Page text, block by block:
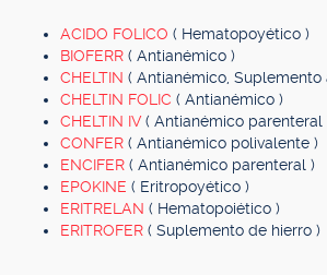
ACIDO FOLICO ( Hematopoyético )
BIOFERR ( Antianémico )
CHELTIN ( Antianémico, Suplemento
CHELTIN FOLIC ( Antianémico )
CHELTIN IV( Antianémico parenteral
CONFER ( Antianémico polivalente )
ENCIFER ( Antianémico parenteral )
EPOKINE ( Eritropoyético )
ERITRELAN ( Hematopoiético )
ERITROFER ( Suplemento de hierro )